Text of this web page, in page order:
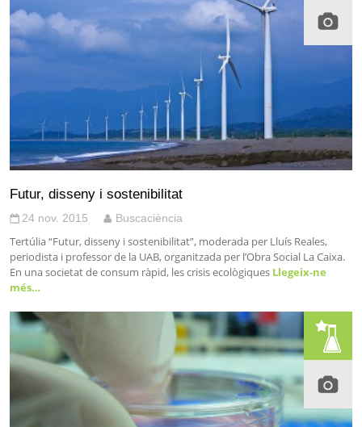
Futur, disseny i sostenibilitat
24 nov. 2015 Buscaciència
Tertúlia “Futur, disseny i sostenibilitat”, moderada per Lluís Reales,
periodista i professor de la UAB, organitzada per l’Obra Social La Caixa.
En una societat de consum ràpid, les crisis ecològiques Llegeix-ne
més…